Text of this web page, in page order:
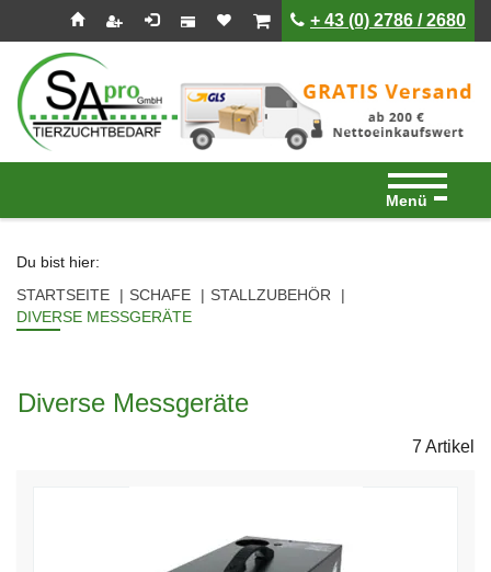
Seitenebreiche:
ist leerist leer+ 43 (0) 2786 / 2680
Menü
Du bist hier:
STARTSEITE
SCHAFE
STALLZUBEHÖR
DIVERSE MESSGERÄTE
Diverse Messgeräte
7 Artikel